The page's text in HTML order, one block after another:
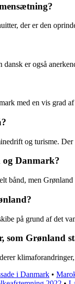
der er den
er også
med en vis grad
og turisme.
Danmark?
bånd, men
på grund af det
som Grønland
i Danmark •